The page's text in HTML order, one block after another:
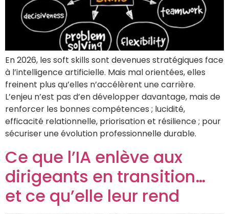
En 2026, les soft skills sont devenues stratégiques face
à l’intelligence artificielle. Mais mal orientées, elles
freinent plus qu’elles n’accélèrent une carrière.
L’enjeu n’est pas d’en développer davantage, mais de
renforcer les bonnes compétences ; lucidité,
efficacité relationnelle, priorisation et résilience ; pour
sécuriser une évolution professionnelle durable.
Ce que l’IA enlève aux
dirigeants en transition…
et ce qu’elle leur rend